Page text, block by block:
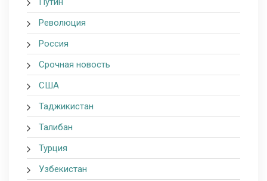
Революция
Россия
Срочная новость
США
Таджикистан
Талибан
Турция
Узбекистан